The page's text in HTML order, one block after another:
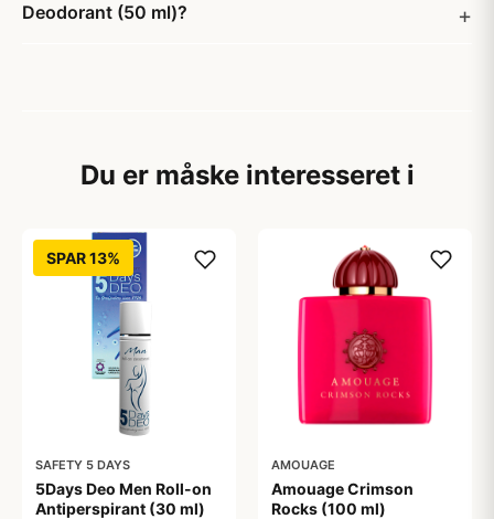
Deodorant (50 ml)?
Du er måske interesseret i
SPAR 13%
SAFETY 5 DAYS
5Days Deo Men Roll-on
Antiperspirant (30 ml)
AMOUAGE
Amouage Crimson
Rocks (100 ml)